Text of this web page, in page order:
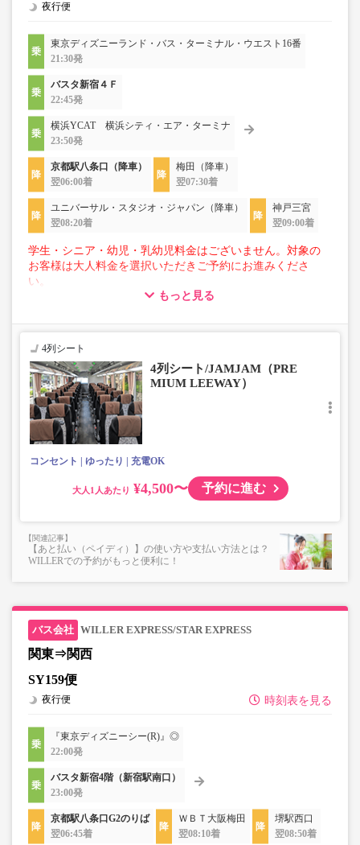
夜行便
東京ディズニーランド・バス・ターミナル・ウエスト16番
21:30発
バスタ新宿４Ｆ
22:45発
横浜YCAT 横浜シティ・エア・ターミナ
23:50発
京都駅八条口（降車）
翌06:00着
梅田（降車）
翌07:30着
ユニバーサル・スタジオ・ジャパン（降車）
翌08:20着
神戸三宮
翌09:00着
学生・シニア・幼児・乳幼児料金はございません。対象の
お客様は大人料金を選択いただきご予約にお進みくださ
い。
■トランクにてお預かりできる荷物
・3辺合計160cm以内、かつ10kg以下のものをおひとり様1
■お預かりできない荷物（貴重品以外は車内持ち込みも不
可）
楽器・自転車（折りたたみ含む）・ボード等の大きな荷
物、壊れ物、危険物、貴重品、ペット、
上記「トランクにてお預かりできる荷物」の条件を満たさ
もっと見る
4列シート
4列シート/JAMJAM（PRE
MIUM LEEWAY）
コンセント ゆったり 充電OK
大人 ¥4,500〜 予約に進む
【あと払い（ペイディ）】の使い方や支払い方法とは？
WILLERでの予約がもっと便利に！
WILLER EXPRESS/STAR EXPRESS
関東⇒関西
SY159便
時刻表を見る
夜行便
『東京ディズニーシー(R)』◎
22:00発
バスタ新宿4階（新宿駅南口）
23:00発
京都駅八条口G2のりば
翌06:45着
ＷＢＴ大阪梅田
翌08:10着
堺駅西口
翌08:50着